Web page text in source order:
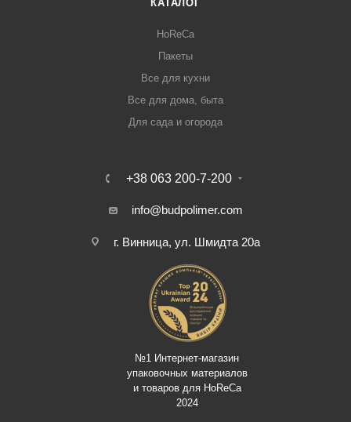
КАТАЛОГ
HoReCa
Пакеты
Все для кухни
Все для дома, быта
Для сада и огорода
+38 063 200-7-200
info@budpolimer.com
г. Винница, ул. Шмидта 20а
№1 Интернет-магазин
упаковочных материалов
и товаров для HoReCa
2024